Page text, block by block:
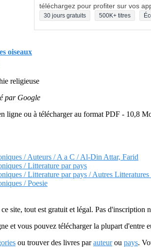
téléchargez pour profiter sur vos
30 jours gratuits 500K+ titres
oiseaux
religieuse
par Google
ligne ou à télécharger au format PDF - 10,8
/ Auteurs / A a C / Al-Din Attar, Farid
/ Litterature par pays
/ Litterature par pays / Autres Litteratures
/ Poesie
site, tout est gratuit et légal. Pas d'inscription
et vous pouvez télécharger la plupart d'entre
ou trouver des livres parauteurou pays.